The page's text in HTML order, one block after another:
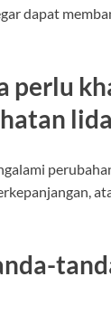
dapat
perlu